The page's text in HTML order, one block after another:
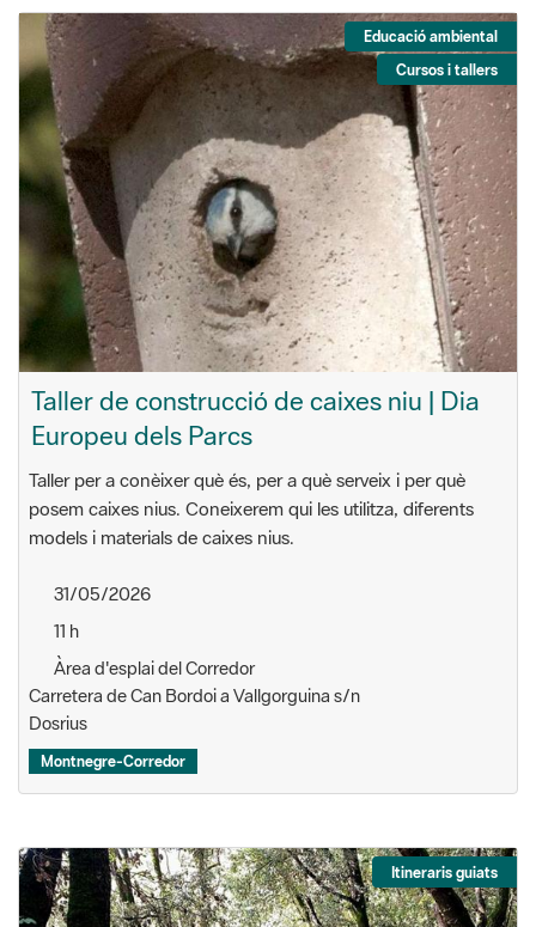
Educació ambiental
Cursos i tallers
Taller de construcció de caixes niu | Dia
Europeu dels Parcs
Taller per a conèixer què és, per a què serveix i per què
posem caixes nius. Coneixerem qui les utilitza, diferents
models i materials de caixes nius.
31/05/2026
11 h
Àrea d'esplai del Corredor
Carretera de Can Bordoi a Vallgorguina s/n
Dosrius
Montnegre-Corredor
Itineraris guiats